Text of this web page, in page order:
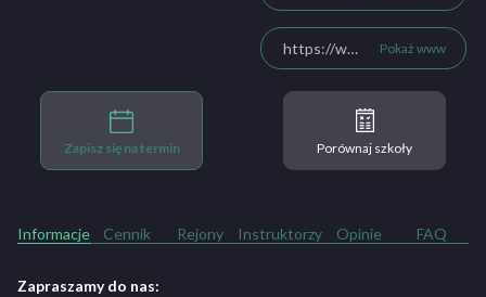
https://www.facebook.com/NavigatorOsk/ Pokaż www
Zapisz się na termin Porównaj szkoły
Informacje Cennik Rejony Instruktorzy Opinie FAQ
Zapraszamy do nas: